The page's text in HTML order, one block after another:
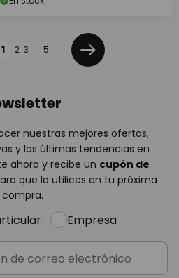
1 2 3 ... 5
Siguiente
nuestras mejores ofertas,
y las últimas tendencias en
ahora y recibe un cupón de
que lo utilices en tu próxima
compra.
Empresa